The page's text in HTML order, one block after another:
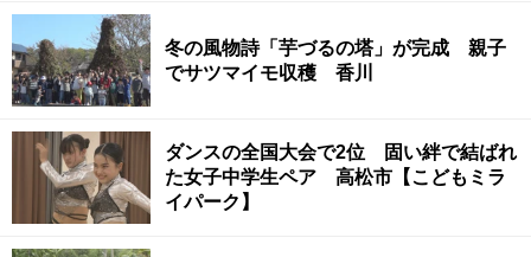
冬の風物詩「芋づるの塔」が完成 親子
でサツマイモ収穫 香川
ダンスの全国大会で2位 固い絆で結ばれ
た女子中学生ペア 高松市【こどもミラ
イパーク】